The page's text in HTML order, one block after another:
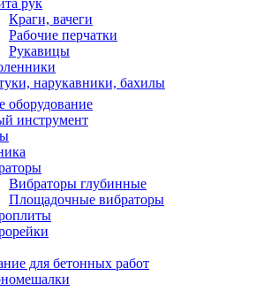
рук
Краги, вачеги
Рабочие перчатки
Рукавицы
нарукавники, бахилы
оборудование
инструмент
Вибраторы глубинные
Площадочные вибраторы
для бетонных работ